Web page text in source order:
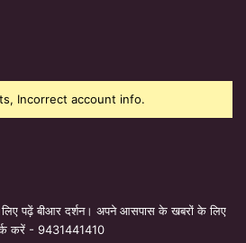
Incorrect account info.
पढ़ें बीआर दर्शन। अपने आसपास के खबरों के लिए
करें - 9431441410